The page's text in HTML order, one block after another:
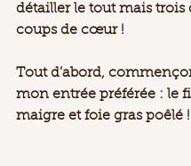
détailler le tout mais trois
coups de cœur !
Tout d’abord,
mon entrée préférée : le
maigre et foie gras poêlé !